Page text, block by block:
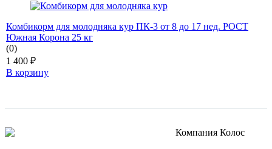
Комбикорм для молодняка кур ПК-3 от 8 до 17 нед. РОСТ
Южная Корона 25 кг
(0)
1 400 ₽
В корзину